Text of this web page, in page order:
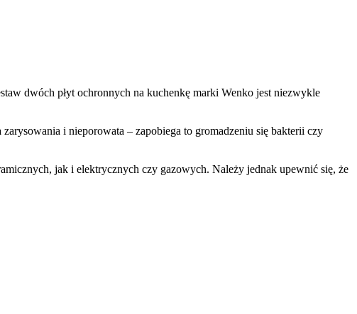
dwóch płyt ochronnych na kuchenkę marki Wenko jest niezwykle
i nieporowata – zapobiega to gromadzeniu się bakterii czy
jak i elektrycznych czy gazowych. Należy jednak upewnić się, że